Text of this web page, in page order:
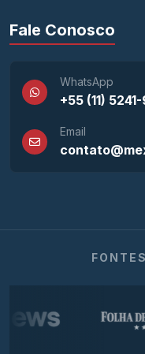
Fale Conosco
WhatsApp
+55 (11)
Email